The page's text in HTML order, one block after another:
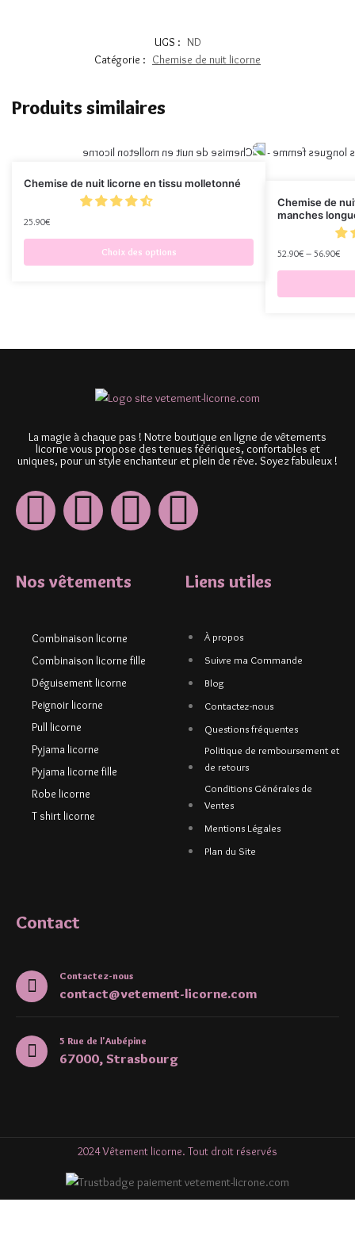
UGS : ND
Catégorie : Chemise de nuit licorne
Produits similaires
Chemise de nuit licorne en tissu molletonné
25.90€
Choix des options
Chemise de
manches
52.90€ – 56.90€
La magie à chaque pas ! Notre boutique en ligne de vêtements
licorne vous propose des tenues féériques, confortables et
uniques, pour un style enchanteur et plein de rêve. Soyez fabuleux !
Nos vêtements
Combinaison licorne
Combinaison licorne fille
Déguisement licorne
Peignoir licorne
Pull licorne
Pyjama licorne
Pyjama licorne fille
Robe licorne
T shirt licorne
Liens utiles
À propos
Suivre ma Commande
Blog
Contactez-nous
Questions fréquentes
Politique de remboursement et
de retours
Conditions Générales de
Ventes
Mentions Légales
Plan du Site
Contact
Contactez-nous
contact@vetement-licorne.com
5 Rue de l'Aubépine
67000, Strasbourg
2024 Vêtement licorne. Tout droit réservés